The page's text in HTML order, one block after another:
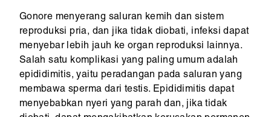
Gonore menyerang saluran kemih dan sistem
reproduksi pria, dan jika tidak diobati, infeksi dapat
menyebar lebih jauh ke organ reproduksi lainnya.
Salah satu komplikasi yang paling umum adalah
epididimitis, yaitu peradangan pada saluran yang
membawa sperma dari testis. Epididimitis dapat
menyebabkan nyeri yang parah dan, jika tidak